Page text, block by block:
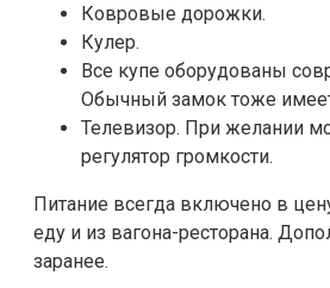
Ковровые дорожки.
Кулер.
Все купе оборудованы
Обычный замок тоже
Телевизор. При желании
регулятор громкости.
Питание всегда включено в
еду и из вагона-ресторана.
заранее.